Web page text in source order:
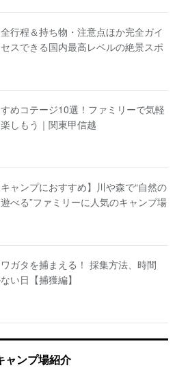
行程＆持ち物・注意点ほか完全ガイ
スできる国内最高レベルの絶景スポ
めコテージ10選！ファミリーで気軽
しもう｜関東甲信越
キャンプにおすすめ】川や森で“自然の
べる”ファミリーに人気のキャンプ場
ガタを捕まえる！ 採集方法、時間
い日【捕獲編】
ャンプ場紹介